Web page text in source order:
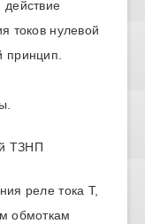
токов нулевой
принцип.
ТЗНП
реле тока Т,
обмоткам